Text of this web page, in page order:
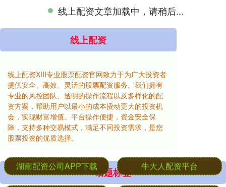
线上配资文章加载中，请稍后...
线上配资
线上配资XIII专业股票配资官网致力于为广大投资者
提供安全、高效、灵活的股票配资服务。我们拥有
专业的风控团队、透明的操作流程以及多样化的配
资方案，帮助用户以最小的成本撬动更大的投资机
会，实现财富增值。平台操作便捷，资金安全保
障，支持多种交易模式，满足不同投资需求，是您
股票投资的优质选择。
话题标签